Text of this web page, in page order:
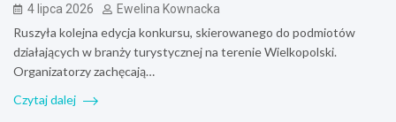
4 lipca 2026 Ewelina Kownacka
Ruszyła kolejna edycja konkursu, skierowanego do podmiotów
działających w branży turystycznej na terenie Wielkopolski.
Organizatorzy zachęcają…
Czytaj dalej